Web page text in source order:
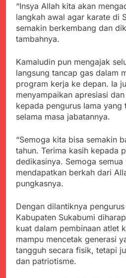
“Insya Allah kita akan
langkah awal agar karate di
semakin berkembang dan
tambahnya.
Kamaludin pun mengajak
langsung tancap gas dalam
program kerja ke depan. Ia
menyampaikan apresiasi
kepada pengurus lama yang
selama masa jabatannya.
“Semoga kita bisa semakin
tahun. Terima kasih kepada
dedikasinya. Semoga
mendapatkan berkah dari
pungkasnya.
Dengan dilantiknya pengurus
Kabupaten Sukabumi
kuat dalam pembinaan atlet
mampu mencetak generasi
tangguh secara fisik, tetapi
dan patriotisme.